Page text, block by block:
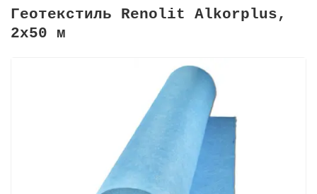
Геотекстиль Renolit Alkorplus,
2х50 м